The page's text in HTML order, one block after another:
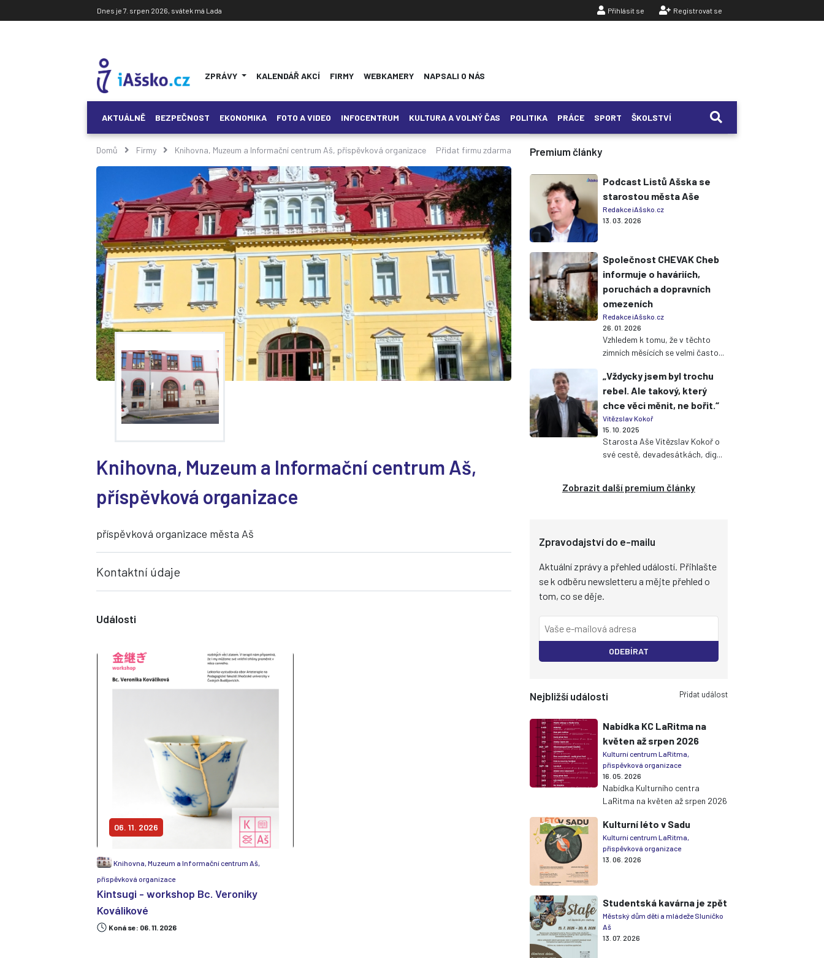
Dnes je 7. srpen 2026, svátek má Lada Přihlásit se Registrovat se
ZPRÁVY KALENDÁŘ AKCÍ FIRMY WEBKAMERY NAPSALI O NÁS
AKTUÁLNĚ BEZPEČNOST EKONOMIKA FOTO A VIDEO INFOCENTRUM KULTURA A VOLNÝ ČAS POLITIKA PRÁCE SPORT ŠKOLSTVÍ
Domů Firmy Knihovna, Muzeum a Informační centrum Aš, příspěvková organizace Přidat firmu zdarma
Knihovna, Muzeum a Informační centrum Aš,
příspěvková organizace
příspěvková organizace města Aš
Kontaktní údaje
Události
06. 11. 2026
Knihovna, Muzeum a Informační centrum Aš,
příspěvková organizace
Kintsugi - workshop Bc. Veroniky
Koválikové
Koná se: 06. 11. 2026
Premium články
Podcast Listů Ašska se
starostou města Aše
Redakce iAšsko.cz
13. 03. 2026
Společnost CHEVAK Cheb
informuje o haváriích,
poruchách a dopravních
omezeních
Redakce iAšsko.cz
26. 01. 2026
Vzhledem k tomu, že v těchto
zimních měsících se velmi často...
„Vždycky jsem byl trochu
rebel. Ale takový, který
chce věci měnit, ne bořit.“
Vítězslav Kokoř
15. 10. 2025
Starosta Aše Vítězslav Kokoř o
své cestě, devadesátkách, dig...
Zobrazit další premium články
Zpravodajství do e-mailu
Aktuální zprávy a přehled událostí. Přihlašte
se k odběru newsletteru a mějte přehled o
tom, co se děje.
ODEBÍRAT
Nejbližší události Přidat událost
Nabídka KC LaRitma na
květen až srpen 2026
Kulturní centrum LaRitma,
příspěvková organizace
16. 05. 2026
Nabídka Kulturního centra
LaRitma na květen až srpen 2026
Kulturní léto v Sadu
Kulturní centrum LaRitma,
příspěvková organizace
13. 06. 2026
Studentská kavárna je zpět
Městský dům dětí a mládeže Sluníčko
Aš
13. 07. 2026